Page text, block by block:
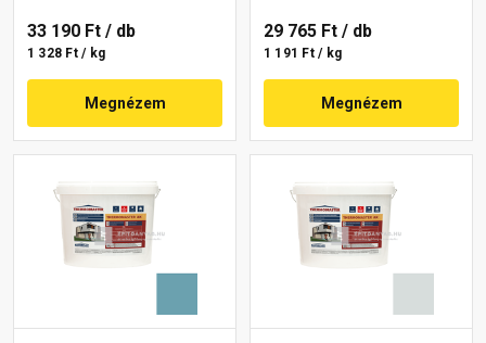
33 190 Ft / db
1 328 Ft / kg
Megnézem
29 765 Ft / db
1 191 Ft / kg
Megnézem